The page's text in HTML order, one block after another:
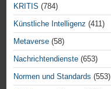
KRITIS (784)
Künstliche Intelligenz (411)
Metaverse (58)
Nachrichtendienste (653)
Normen und Standards (553)